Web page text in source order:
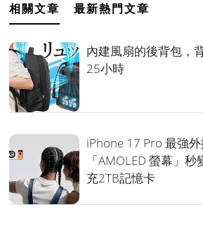
相關文章 最新熱門文章
內建風扇的後背包，
25小時
iPhone 17 Pro 最強
「AMOLED 螢幕」
充2TB記憶卡